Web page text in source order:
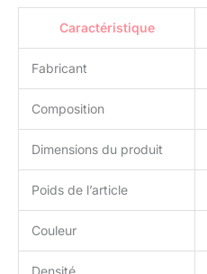
Caractéristique
Fabricant
Composition
Dimensions du produit
Poids de l’article
Couleur
Densité